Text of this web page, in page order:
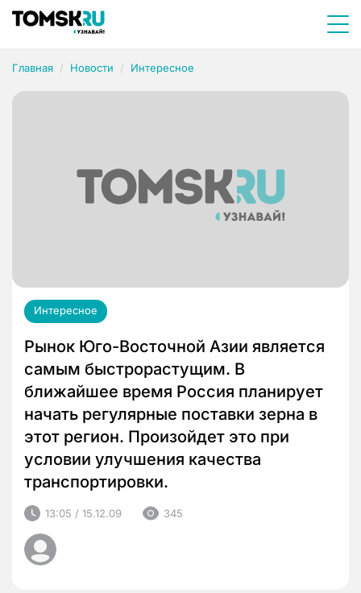
Главная Новости Интересное
Интересное
Рынок Юго-Восточной Азии является
самым быстрорастущим. В
ближайшее время Россия планирует
начать регулярные поставки зерна в
этот регион. Произойдет это при
условии улучшения качества
транспортировки.
13:05 / 15.12.09 345